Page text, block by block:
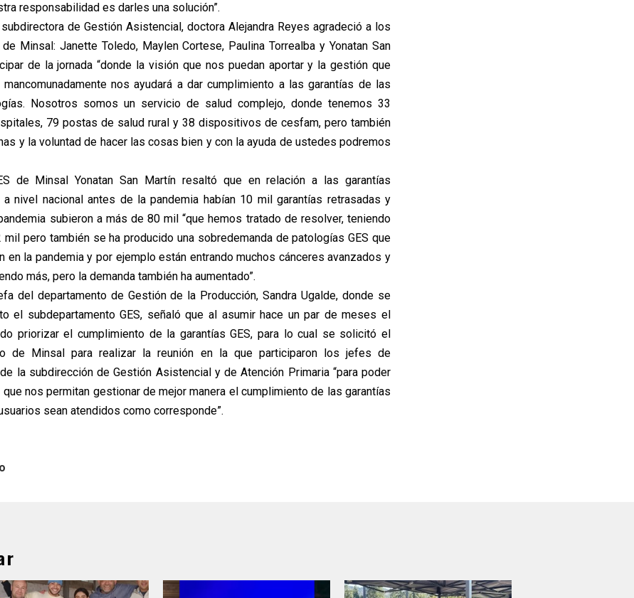
responsabilidad es darles una solución”.
de Gestión Asistencial, doctora Alejandra Reyes agradeció a los
Minsal: Janette Toledo, Maylen Cortese, Paulina Torrealba y Yonatan San
de la jornada “donde la visión que nos puedan aportar y la gestión que
nos ayudará a dar cumplimiento a las garantías de las
Nosotros somos un servicio de salud complejo, donde tenemos 33
79 postas de salud rural y 38 dispositivos de cesfam, pero también
y la voluntad de hacer las cosas bien y con la ayuda de ustedes podremos
de Minsal Yonatan San Martín resaltó que en relación a las garantías
a nivel nacional antes de la pandemia habían 10 mil garantías retrasadas y
subieron a más de 80 mil “que hemos tratado de resolver, teniendo
mil pero también se ha producido una sobredemanda de patologías GES que
en la pandemia y por ejemplo están entrando muchos cánceres avanzados y
más, pero la demanda también ha aumentado”.
del departamento de Gestión de la Producción, Sandra Ugalde, donde se
el subdepartamento GES, señaló que al asumir hace un par de meses el
priorizar el cumplimiento de la garantías GES, para lo cual se solicitó el
de Minsal para realizar la reunión en la que participaron los jefes de
la subdirección de Gestión Asistencial y de Atención Primaria “para poder
nos permitan gestionar de mejor manera el cumplimiento de las garantías
sean atendidos como corresponde”.